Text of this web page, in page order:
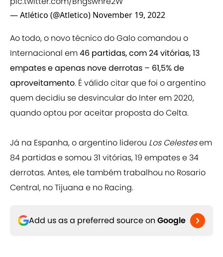
— Atlético (@Atletico) November 19, 2022
Ao todo, o novo técnico do Galo comandou o
Internacional em46 partidas, com 24 vitórias, 13
empates e apenas nove derrotas – 61,5% de
aproveitamento. É válido citar que foi o argentino
quem decidiu se desvincular do Inter em 2020,
quando optou por aceitar proposta do Celta.
Já na Espanha, o argentino liderou Los Celestesem
84 partidas e somou 31 vitórias, 19 empates e 34
derrotas. Antes, ele também trabalhou no Rosario
Central, no Tijuana e no Racing.
Add us as a preferred source on Google